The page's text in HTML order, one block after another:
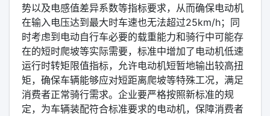
势以及电感值差异系数等指标要求，从而确保电动机
在输入电压达到最大时车速也无法超过25km/h；同
时考虑到电动自行车必要的载重能力和骑行中可能存
在的短时爬坡等实际需要，标准中增加了电动机低速
运行时转矩限值指标，允许电动机短暂地输出较高扭
矩，确保车辆能够应对短距离爬坡等特殊工况，满足
消费者正常骑行需求。企业要严格按照新标准的规
定，为车辆装配符合标准要求的电动机，保障消费者